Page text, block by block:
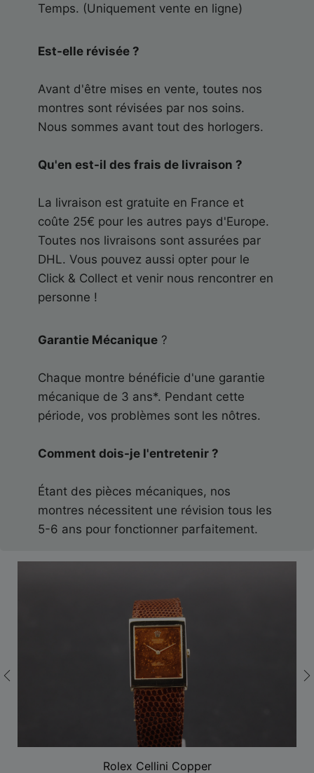
Temps. (Uniquement vente en ligne)
Est-elle révisée ?
Avant d'être mises en vente, toutes nos
montres sont révisées par nos soins.
Nous sommes avant tout des horlogers.
Qu'en est-il des frais de livraison ?
La livraison est gratuite en France et
coûte 25€ pour les autres pays d'Europe.
Toutes nos livraisons sont assurées par
DHL. Vous pouvez aussi opter pour le
Click & Collect et venir nous rencontrer en
personne !
Garantie Mécanique ?
Chaque montre bénéficie d'une garantie
mécanique de 3 ans*. Pendant cette
période, vos problèmes sont les nôtres.
Comment dois-je l'entretenir ?
Étant des pièces mécaniques, nos
montres nécessitent une révision tous les
5-6 ans pour fonctionner parfaitement.
Rolex Cellini Copper